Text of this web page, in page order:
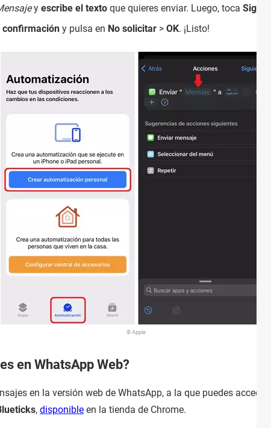
y escribe el texto que quieres enviar. Luego, toca
confirmación y pulsa en No solicitar > OK. ¡Listo!
© Apple
en WhatsApp Web?
en la versión web de WhatsApp, a la que puedes acceder
, disponible en la tienda de Chrome.